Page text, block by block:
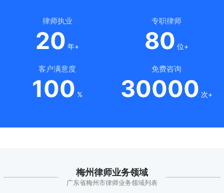
律师执业
20 年+
专职律师
80 位+
客户满意度
100 %
免费咨询
30000 次+
梅州律师业务领域
广东省梅州市律师业务领域列表